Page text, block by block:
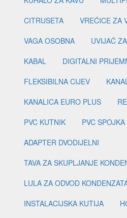
CITRUSETA
VREĆICE ZA
VAGA OSOBNA
UVIJAČ
KABAL
DIGITALNI
FLEKSIBILNA CIJEV
KANALICA EURO PLUS
PVC KUTNIK
PVC SPOJKA
ADAPTER DVODIJELNI
TAVA ZA SKUPLJANJE
LULA ZA ODVOD
INSTALACIJSKA KUTIJA